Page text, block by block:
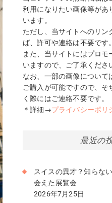
利用になりたい画像等があ
います。
ただし、当サイトへのリン
ば、許可や連絡は不要です。
また、当サイトにはプロモ
いますので、ご了承くださ
なお、一部の画像について
ご購入が可能ですので、そ
く際にはご連絡不要です。
＊詳細→プライバシーポリ
最近の
スイスの異才？知らな
会えた展覧会
2026年7月25日